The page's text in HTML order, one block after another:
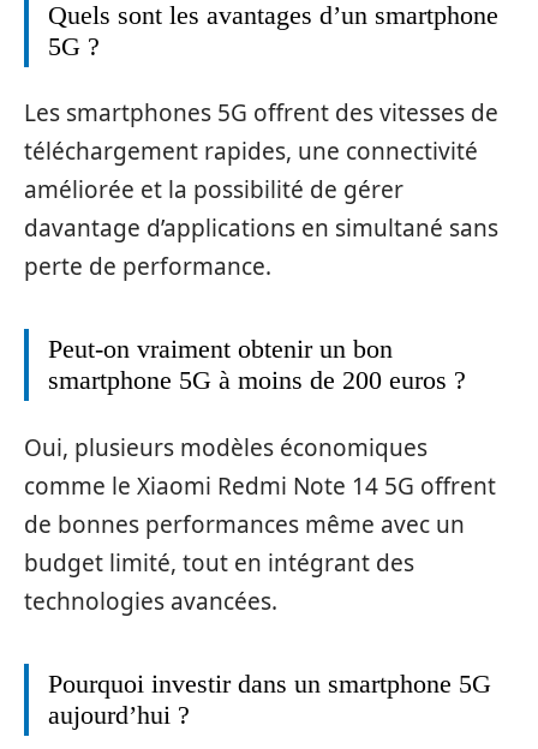
Quels sont les avantages d’un smartphone
5G ?
Les smartphones 5G offrent des vitesses de
téléchargement rapides, une connectivité
améliorée et la possibilité de gérer
davantage d’applications en simultané sans
perte de performance.
Peut-on vraiment obtenir un bon
smartphone 5G à moins de 200 euros ?
Oui, plusieurs modèles économiques
comme le Xiaomi Redmi Note 14 5G offrent
de bonnes performances même avec un
budget limité, tout en intégrant des
technologies avancées.
Pourquoi investir dans un smartphone 5G
aujourd’hui ?